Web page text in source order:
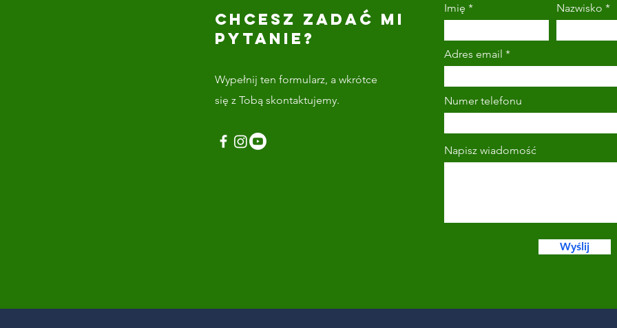
CHCESZ ZADAĆ MI
PYTANIE?
Wypełnij ten formularz, a wkrótce
się z Tobą skontaktujemy.
Imię Nazwisko
Adres email
Numer telefonu
Napisz wiadomość
Wyślij